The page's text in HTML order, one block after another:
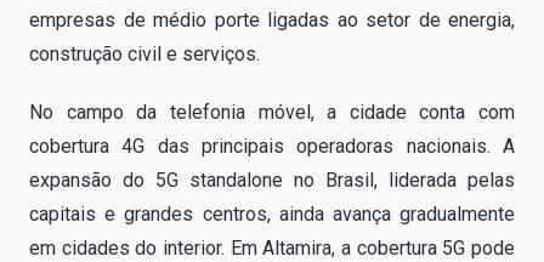
empresas de médio porte ligadas ao setor de energia,
construção civil e serviços.
No campo da telefonia móvel, a cidade conta com
cobertura 4G das principais operadoras nacionais. A
expansão do 5G standalone no Brasil, liderada pelas
capitais e grandes centros, ainda avança gradualmente
em cidades do interior. Em Altamira, a cobertura 5G pode